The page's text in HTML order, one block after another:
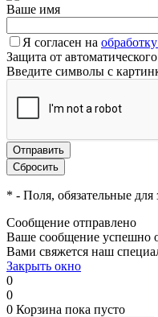
Ваше имя
Я согласен на
Защита от
Введите символы с
* - Поля, обязательные для
Сообщение отправлено
Ваше сообщение успешно
Вами свяжется наш
Закрыть окно
0
0
0 Корзина пока пусто